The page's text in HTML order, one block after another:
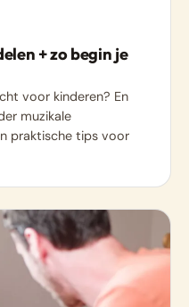
+ zo begin je
voor kinderen? En
muzikale
praktische tips voor